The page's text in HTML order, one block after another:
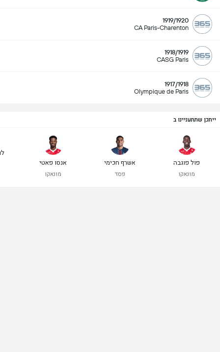
1919/1920
CA Paris-Charenton
1918/1919
CASG Paris
1917/1918
Olympique de Paris
ייתכן שתתעניינו ב
פול פוגבה
מונאקו
אשרף חכימי
פסז'
אנסו פאטי
מונאקו